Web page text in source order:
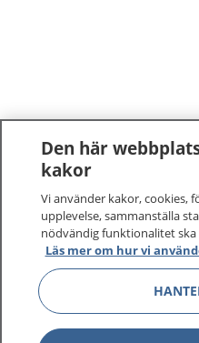
1177 –tryggt om
På 1177.se får du råd
sjukdomar och vilka
Logga in för att läsa din
vårdärenden. Ring
sjukvårdsrådgivning
1177 ger dig råd när du
Den här
kakor
Vi använder kakor, cookies,
upplevelse, sammanställa
nödvändig funktionalitet
Läs mer om hur vi